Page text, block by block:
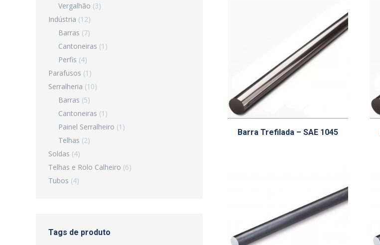
Barra Trefilada – SAE 1045
Vergalhão (3)
Indústria (12)
Barras (7)
Cantoneiras (1)
Perfis (4)
Parafusos (1)
Serralheria (10)
Barras (5)
Cantoneiras (1)
Painel Serralheiro (1)
Telhas (2)
Soldas (4)
Telhas e Rolo Calheiro (6)
Tubos (4)
Tags de produto